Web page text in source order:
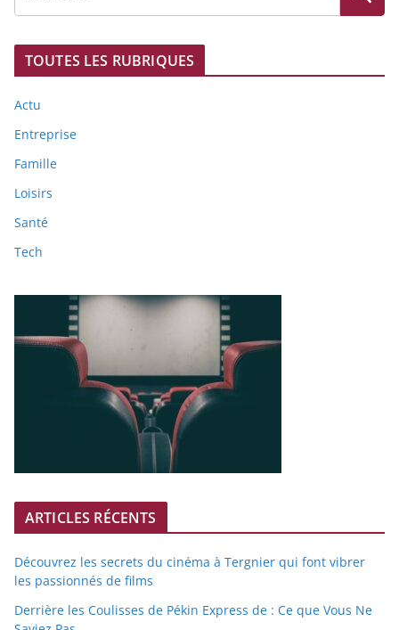
TOUTES LES RUBRIQUES
Actu
Entreprise
Famille
Loisirs
Santé
Tech
ARTICLES RÉCENTS
Découvrez les secrets du cinéma à Tergnier qui font vibrer
les passionnés de films
Derrière les Coulisses de Pékin Express de : Ce que Vous Ne